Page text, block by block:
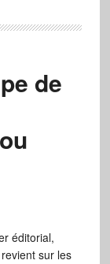
de
éditorial,
sur les